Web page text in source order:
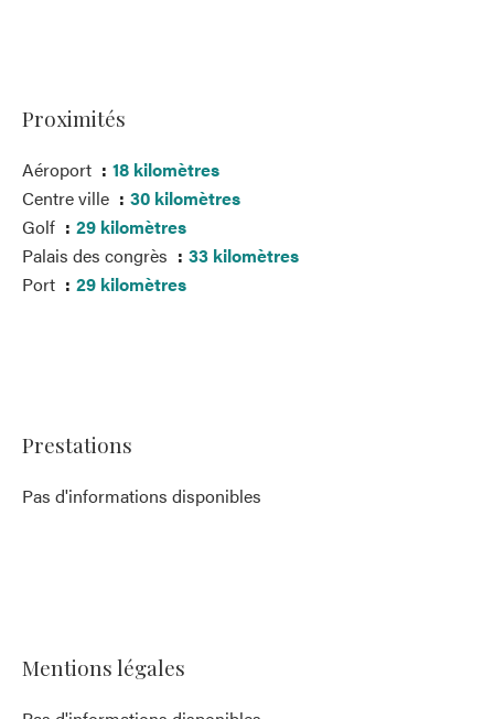
Proximités
Aéroport
18 kilomètres
Centre ville
30 kilomètres
Golf
29 kilomètres
Palais des congrès
33 kilomètres
Port
29 kilomètres
Prestations
Pas d'informations disponibles
Mentions légales